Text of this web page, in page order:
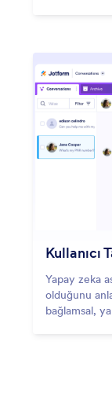
Yapay zeka
olduğunu
bağlamsal,